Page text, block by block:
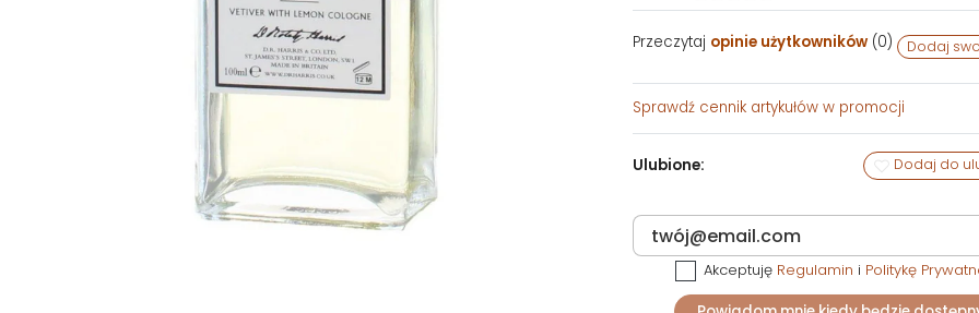
Przeczytaj opinie użytkowników(0) Dodaj
Sprawdź cennik artykułów w promocji
Ulubione: Dodaj do
Akceptuję Regulamin i Politykę